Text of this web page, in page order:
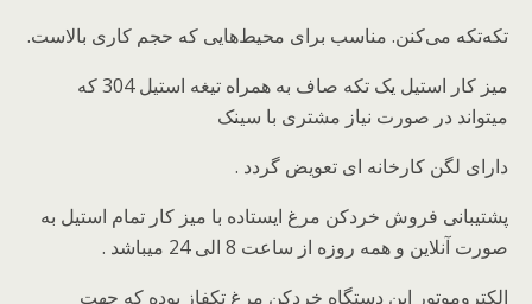
تکه‌تکه می‌کنن. مناسب برای محیط‌هایی که حجم کاری بالاست.
میز کار استیل یک تکه صاف به همراه تیغه استیل 304 که
میتواند در صورت نیاز مشتری با سینک
دارای لگن کارخانه ای تعویض گردد .
پشتیبانی فروش خردکن مرغ ایستاده با میز کار تمام استیل به
صورت آنلاین و همه روزه از ساعت 8 الی 24 میباشد .
الکتروموتور این دستگاه خردکن مرغ تکفاز بوده که جهت